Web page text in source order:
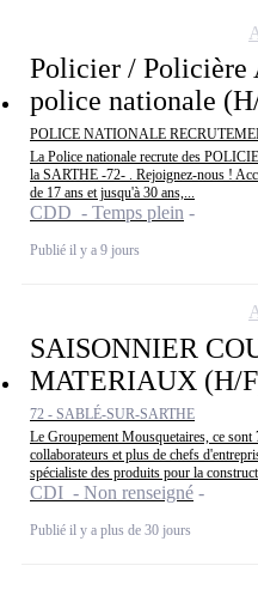
Policier / Policière
police nationale
POLICE NATIONALE
La Police nationale recrute des
la SARTHE -72- . Rejoignez-nous !
de 17 ans et jusqu'à 30 ans,...
CDD - Temps plein
Publié il y a 9 jours
SAISONNIER
MATERIAUX (H/
72 - SABLÉ-SUR-SARTHE
Le Groupement Mousquetaires, ce
collaborateurs et plus de chefs
spécialiste des produits pour la
CDI - Non renseigné
Publié il y a plus de 30 jours